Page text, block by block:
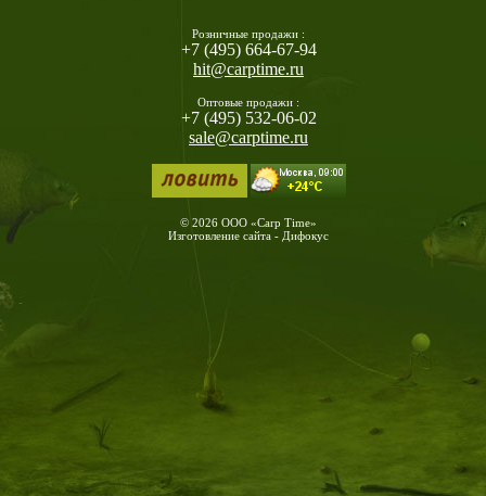
Розничные продажи :
+7 (495) 664-67-94
hit@carptime.ru
Оптовые продажи :
+7 (495) 532-06-02
sale@carptime.ru
© 2026 ООО «Carp Time»
Изготовление сайта - Дифокус